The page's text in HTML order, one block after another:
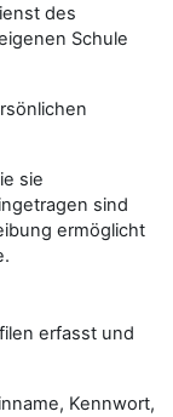
des
Schule
sie
sind
ermöglicht
erfasst und
Kennwort,